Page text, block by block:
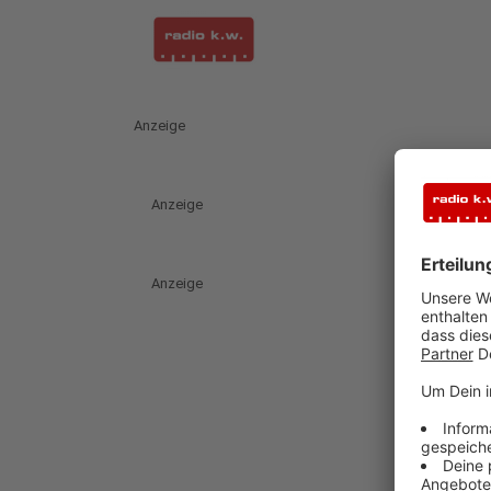
Anzeige
Anzeige
Anzeige